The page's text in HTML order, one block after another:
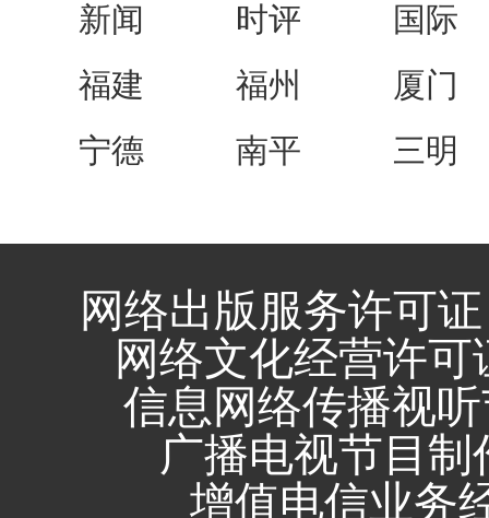
新闻 时评
国际
福建
福州
厦门
宁德
南平 三明
网络出版服务许可
网络文化经营许可
信息网络传播视
广播电视节目
增值电信业务